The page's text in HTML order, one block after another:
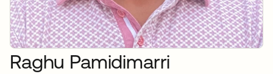
Raghu Pamidimarri